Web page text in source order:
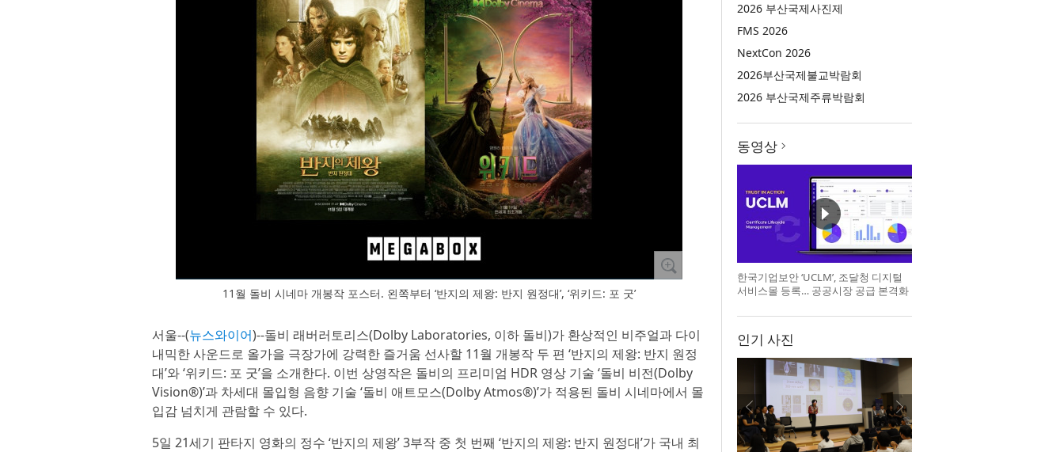
11월 돌비 시네마 개봉작 포스터. 왼쪽부터 ‘반지의 제왕: 반지 원정대’, ‘위키드: 포 굿’
서울--(뉴스와이어)--돌비 래버러토리스(Dolby Laboratories, 이하 돌비)가 환상적인 비주얼과 다이
내믹한 사운드로 올가을 극장가에 강력한 즐거움 선사할 11월 개봉작 두 편 ‘반지의 제왕: 반지 원정
대’와 ‘위키드: 포 굿’을 소개한다. 이번 상영작은 돌비의 프리미엄 HDR 영상 기술 ‘돌비 비전(Dolby
Vision®)’과 차세대 몰입형 음향 기술 ‘돌비 애트모스(Dolby Atmos®)’가 적용된 돌비 시네마에서 몰
입감 넘치게 관람할 수 있다.
5일 21세기 판타지 영화의 정수 ‘반지의 제왕’ 3부작 중 첫 번째 ‘반지의 제왕: 반지 원정대’가 국내 최
2026 부산국제사진제
FMS 2026
NextCon 2026
2026부산국제불교박람회
2026 부산국제주류박람회
동영상
한국기업보안 ‘UCLM’, 조달청 디지털
서비스몰 등록… 공공시장 공급 본격화
인기 사진